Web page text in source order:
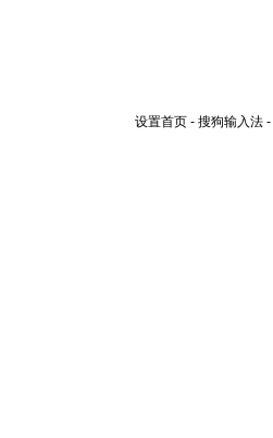
设置首页 - 搜狗输入法 -